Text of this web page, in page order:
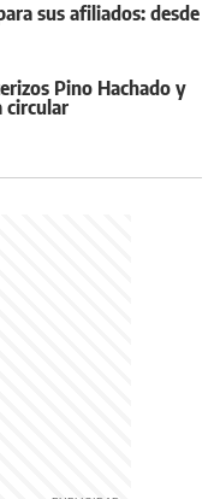
sus afiliados: desde
Pino Hachado y
circular